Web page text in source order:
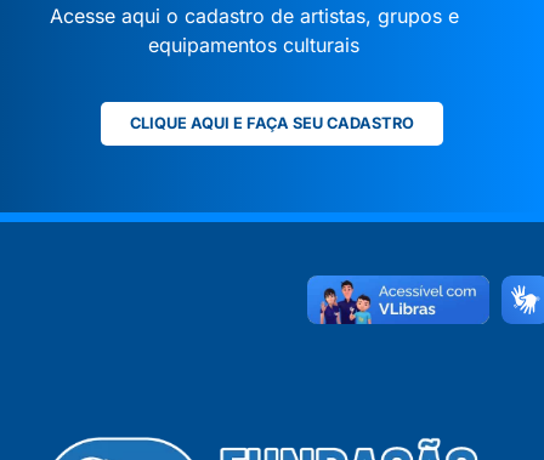
Acesse aqui o cadastro de artistas, grupos e
equipamentos culturais
CLIQUE AQUI E FAÇA SEU CADASTRO